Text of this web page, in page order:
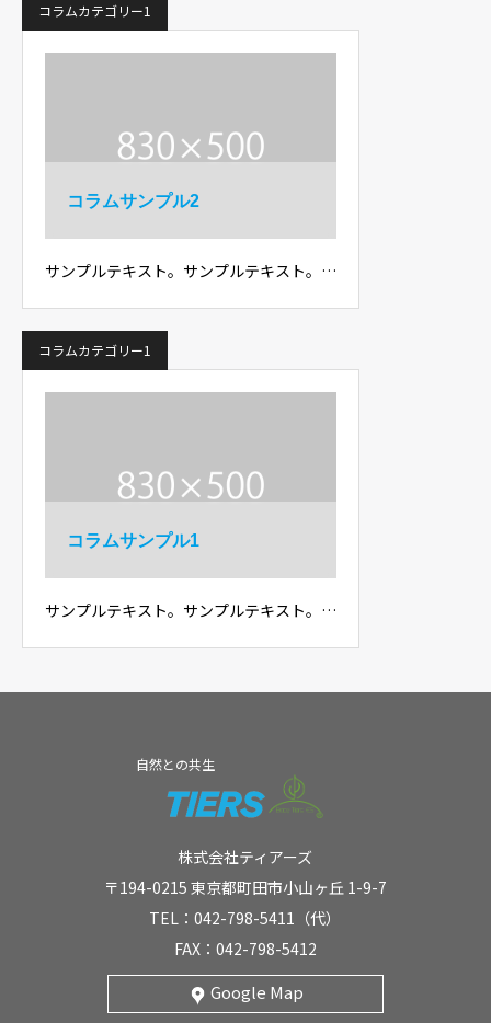
コラムカテゴリー1
コラムサンプル2
サンプルテキスト。サンプルテキスト。…
コラムカテゴリー1
コラムサンプル1
サンプルテキスト。サンプルテキスト。…
自然との共生
株式会社ティアーズ
〒194-0215 東京都町田市小山ヶ丘 1-9-7
TEL：042-798-5411（代）
FAX：042-798-5412
Google Map